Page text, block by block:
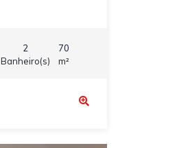
2
Banheiro(s)
70
m²